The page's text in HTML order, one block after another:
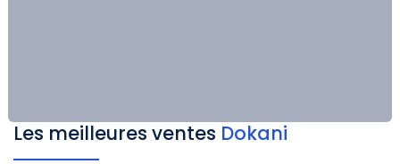
Les meilleures ventes Dokani